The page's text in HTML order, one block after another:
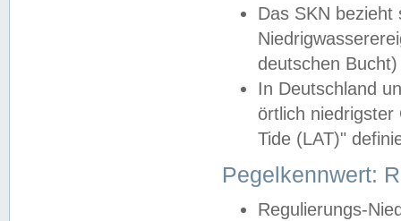
Das SKN
deutschen
In Deutschland
örtlich
Tide (LAT)"
Pegelkennwert:
Regulierungs-